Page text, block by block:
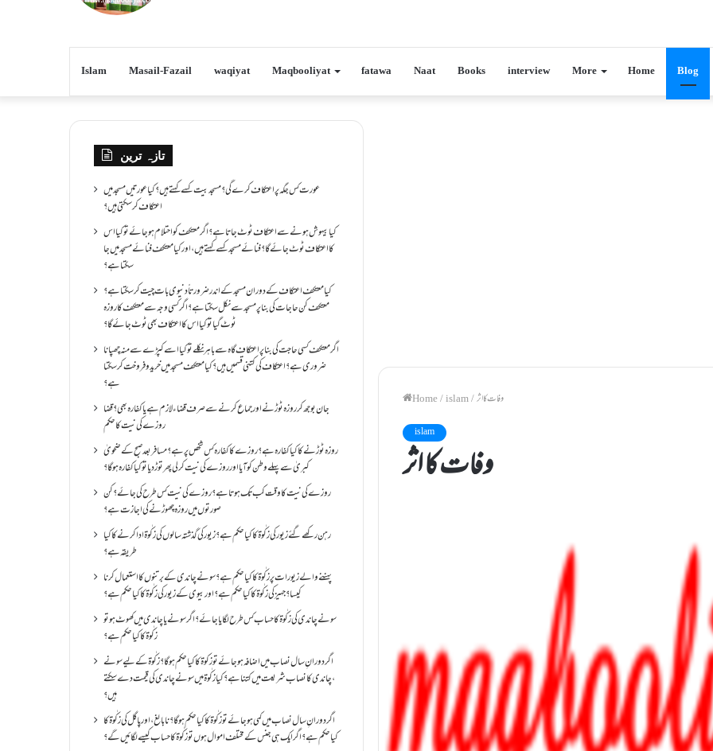
Islam Masail-Fazail waqiyat Maqbooliyat fatawa Naat Books interview More Home Blog
Home/islam/وفات کا اثر
islam
وفات کا اثر
تازہ ترین
عورت کس جگہ پر اعتکاف کرے گی؟مسجد بیت کسے کہتے ہیں؟کیا عورتیں مسجد میں
اعتکاف کر سکتی ہیں؟
کیا بیہوش ہونے سے اعتکاف ٹوٹ جاتا ہے؟ اگر معتکف کو احتلام ہو جائے تو کیا اس
کا اعتکاف ٹوٹ جائے گا؟فنائے مسجد کسے کہتے ہیں ، اور کیا معتکف فنائے مسجد میں جا
سکتا ہے؟
کیا معتکف اعتکاف کے دوران مسجد کے اندر ضرورتاً دنیوی بات چیت کر سکتا ہے؟
معتکف کن حاجات کی بنا پر مسجد سے نکل سکتا ہے؟ اگر کسی وجہ سے معتکف کا روزہ
ٹوٹ گیا تو کیا اس کا اعتکاف بھی ٹوٹ جائے گا؟
اگر معتکف کسی حاجت کی بنا پر اعتکاف گاہ سے باہر نکلے تو کیا اسے کپڑے سے منہ چھپانا
ضروری ہے؟اعتکاف کی کتنی قسمیں ہیں؟کیا معتکف مسجد میں خرید و فروخت کر سکتا
ہے؟
جان بوجھ کر روزہ ٹوڑنے اور جماع کرنے سے صرف قضاء لازم ہے یا کفارہ بھی؟ قضا
روزے کی نیت کا حکم
روزہ ٹوڑنے کا کیا کفارہ ہے؟روزے کا کفارہ کس شخص پر ہے؟ مسافر بعد صبح کے ضحویٰ
کبریٰ سے پہلے وطن کو آیا اور روزے کی نیت کر لی پھر توڑ دیا تو کیا کفارہ ہو گا؟
روزے کی نیت کا وقت کب تک ہوتا ہے؟ روزے کی نیت کس طرح کی جائے؟ کن
صورتوں میں روزہ چھوڑنے کی اجازت ہے؟
رہن رکھے گئے زیور کی زکٰوۃ کا کیا حکم ہے؟زیور کی گذشتہ سالوں کی زکٰوۃ ادا کرنے کا کیا
طریقہ ہے؟
پہننے والے زیورات پر زکٰوۃ کا کیا حکم ہے؟ سونے چاندی کے برتنوں کا استعمال کرنا
کیسا؟ جہیز کی زکٰوۃ کا کیا حکم ہے؟ اور بیوی کے زیور کی زکٰوۃ کا کیا حکم ہے؟
سونے چاندی کی زکٰوۃ کا حساب کس طرح لگایا جائے؟ اگر سونے یا چاندی میں کھوٹ ہو تو
زکٰوۃ کا کیا حکم ہے؟
اگر دورانِ سال نصاب میں اضافہ ہو جائے تو زکوۃ کا کیا حکم ہو گا؟ زکٰوۃ کے لیے سونے
،چاندی کا نصاب شریعت میں کتنا ہے؟ کیا زکٰوۃ میں سونے چاندی کی قیمت دے سکتے
ہیں؟
اگر دورانِ سال نصاب میں کمی ہو جائے تو زکٰوۃ کا کیا حکم ہو گا؟ نا بالغ ، اور پاگل کی زکٰوۃ کا
کیا حکم ہے؟ اگر ایک ہی جنس کے مختلف اموال ہوں تو زکٰوۃ کا حساب کیسے لگائیں گے؟